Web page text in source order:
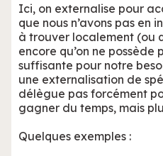
Ici, on externalise pour
que nous n’avons pas en
à trouver localement (ou
encore qu’on ne possède
suffisante pour notre
une externalisation de
délègue pas forcément
gagner du temps, mais
Quelques exemples :